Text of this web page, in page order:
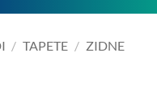
/ TAPETE / ZIDNE